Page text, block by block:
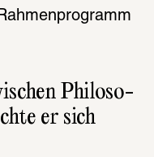
Philo­so­
er sich